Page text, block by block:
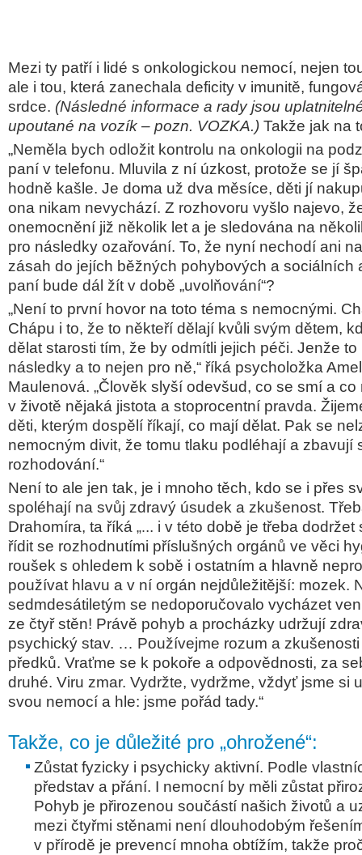
Mezi ty patří i lidé s onkologickou nemocí, nejen
ale i tou, která zanechala deficity v imunitě,
srdce. (Následné informace a rady jsou
upoutané na vozík – pozn. VOZKA.) Takže jak na
„Neměla bych odložit kontrolu na onkologii na
paní v telefonu. Mluvila z ní úzkost, protože se jí
hodně kašle. Je doma už dva měsíce, děti jí
ona nikam nevychází. Z rozhovoru vyšlo najevo,
onemocnění již několik let a je sledována na
pro následky ozařování. To, že nyní nechodí ani
zásah do jejích běžných pohybových a sociálních
paní bude dál žít v době „uvolňování“?
„Není to první hovor na toto téma s nemocnými.
Chápu i to, že to někteří dělají kvůli svým dětem,
dělat starosti tím, že by odmítli jejich péči. Jenže
následky a to nejen pro ně,“ říká psycholožka
Maulenová. „Člověk slyší odevšud, co se smí a
v životě nějaká jistota a stoprocentní pravda.
děti, kterým dospělí říkají, co mají dělat. Pak se
nemocným divit, že tomu tlaku podléhají a zbavují
rozhodování.“
Není to ale jen tak, je i mnoho těch, kdo se i přes
spoléhají na svůj zdravý úsudek a zkušenost.
Drahomíra, ta říká „... i v této době je třeba dodržet
řídit se rozhodnutími příslušných orgánů ve věci
roušek s ohledem k sobě i ostatním a hlavně
používat hlavu a v ní orgán nejdůležitější: mozek.
sedmdesátiletým se nedoporučovalo vycházet
ze čtyř stěn! Právě pohyb a procházky udržují
psychický stav. … Používejme rozum a
předků. Vraťme se k pokoře a odpovědnosti, za
druhé. Viru zmar. Vydržte, vydržme, vždyť jsme si
svou nemocí a hle: jsme pořád tady.“
Takže, co je důležité pro „ohrožené“:
Zůstat fyzicky i psychicky aktivní. Podle
představ a přání. I nemocní by měli zůstat
Pohyb je přirozenou součástí našich životů a
mezi čtyřmi stěnami není dlouhodobým
v přírodě je prevencí mnoha obtížím, takže